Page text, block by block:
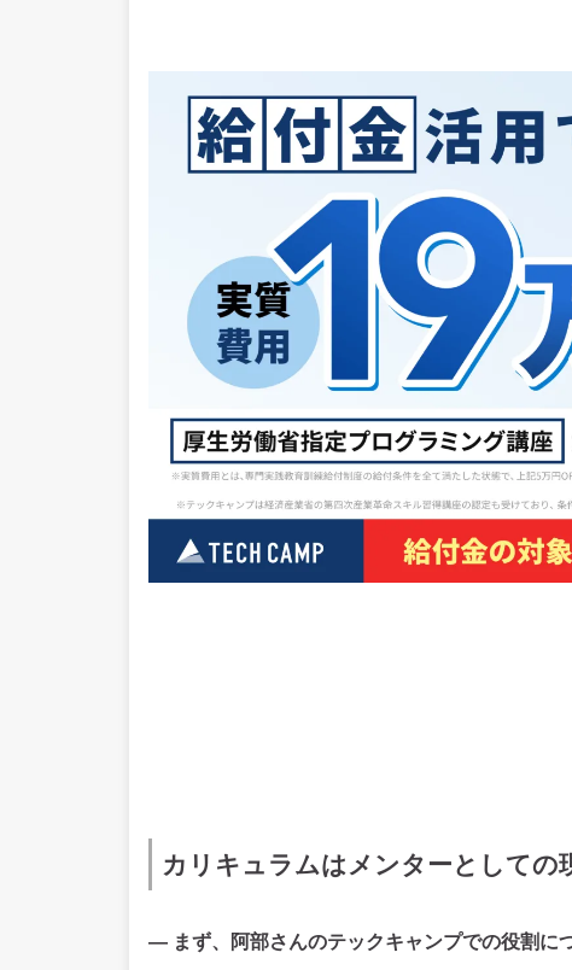
カリキュラムはメンターとしての
— まず、阿部さんのテックキャンプでの役割に